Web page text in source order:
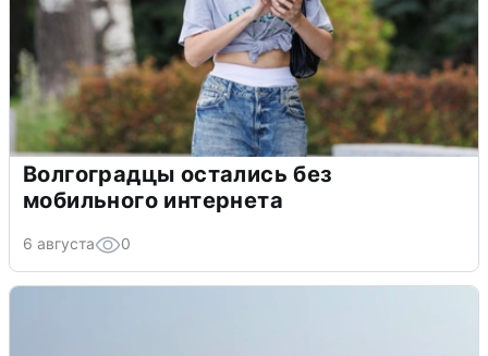
Волгоградцы остались без
мобильного интернета
6 августа 0